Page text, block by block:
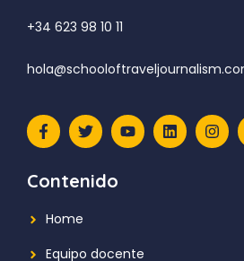
+34 623 98 10 11
Contenido
Home
Equipo docente